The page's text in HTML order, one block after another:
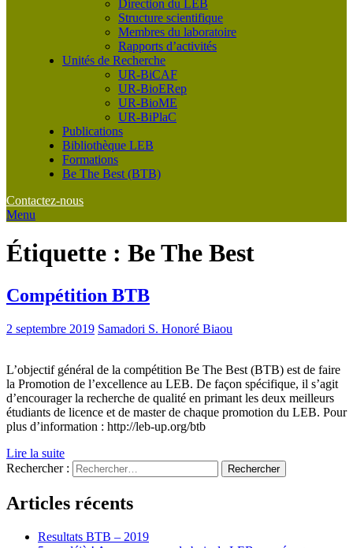
Direction du LEB
Structure scientifique
Membres du laboratoire
Rapports d’activités
Unités de Recherche
UR-BiCAF
UR-BioERep
UR-BioME
UR-BiPlaC
Publications
Bibliothèque LEB
Formations
Be The Best (BTB)
Contactez-nous
Menu
Étiquette : Be The Best
Compétition BTB
2 septembre 2019 Samadori S. Honoré Biaou
L’objectif général de la compétition Be The Best (BTB) est de faire
la Promotion de l’excellence au LEB. De façon spécifique, il s’agit
d’encourager la recherche de qualité en primant les deux meilleurs
étudiants de licence et de master de chaque promotion du LEB. Pour
plus d’information : http://leb-up.org/btb
Lire la suite
Rechercher :
Articles récents
Resultats BTB – 2019